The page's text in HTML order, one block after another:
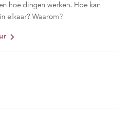
hoe dingen werken. Hoe kan
elkaar? Waarom?